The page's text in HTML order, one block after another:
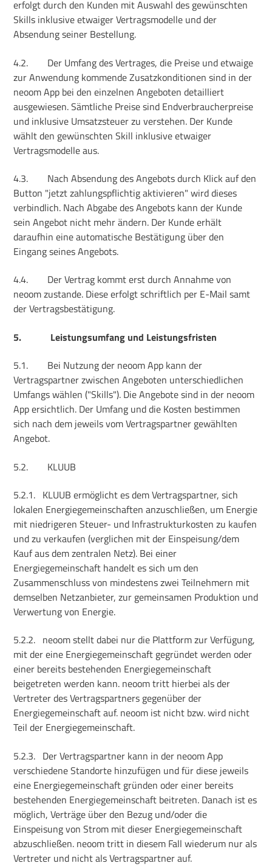
erfolgt durch den Kunden mit Auswahl des gewünschten
Skills inklusive etwaiger Vertragsmodelle und der
Absendung seiner Bestellung.
4.2.
Der Umfang des Vertrages, die Preise und etwaige
zur Anwendung kommende Zusatzkonditionen sind in der
neoom App bei den einzelnen Angeboten detailliert
ausgewiesen. Sämtliche Preise sind Endverbraucherpreise
und inklusive Umsatzsteuer zu verstehen. Der Kunde
wählt den gewünschten Skill inklusive etwaiger
Vertragsmodelle aus.
4.3.
Nach Absendung des Angebots durch Klick auf den
Button "jetzt zahlungspflichtig aktivieren" wird dieses
verbindlich. Nach Abgabe des Angebots kann der Kunde
sein Angebot nicht mehr ändern. Der Kunde erhält
daraufhin eine automatische Bestätigung über den
Eingang seines Angebots.
4.4.
Der Vertrag kommt erst durch Annahme von
neoom zustande. Diese erfolgt schriftlich per E-Mail samt
der Vertragsbestätigung.
5.
Leistungsumfang und Leistungsfristen
5.1.
Bei Nutzung der neoom App kann der
Vertragspartner zwischen Angeboten unterschiedlichen
Umfangs wählen ("Skills"). Die Angebote sind in der neoom
App ersichtlich. Der Umfang und die Kosten bestimmen
sich nach dem jeweils vom Vertragspartner gewählten
Angebot.
5.2.
KLUUB
5.2.1. KLUUB ermöglicht es dem Vertragspartner, sich
lokalen Energiegemeinschaften anzuschließen, um Energie
mit niedrigeren Steuer- und Infrastrukturkosten zu kaufen
und zu verkaufen (verglichen mit der Einspeisung/dem
Kauf aus dem zentralen Netz). Bei einer
Energiegemeinschaft handelt es sich um den
Zusammenschluss von mindestens zwei Teilnehmern mit
demselben Netzanbieter, zur gemeinsamen Produktion und
Verwertung von Energie.
5.2.2. neoom stellt dabei nur die Plattform zur Verfügung,
mit der eine Energiegemeinschaft gegründet werden oder
einer bereits bestehenden Energiegemeinschaft
beigetreten werden kann. neoom tritt hierbei als der
Vertreter des Vertragspartners gegenüber der
Energiegemeinschaft auf. neoom ist nicht bzw. wird nicht
Teil der Energiegemeinschaft.
5.2.3. Der Vertragspartner kann in der neoom App
verschiedene Standorte hinzufügen und für diese jeweils
eine Energiegemeinschaft gründen oder einer bereits
bestehenden Energiegemeinschaft beitreten. Danach ist es
möglich, Verträge über den Bezug und/oder die
Einspeisung von Strom mit dieser Energiegemeinschaft
abzuschließen. neoom tritt in diesem Fall wiederum nur als
Vertreter und nicht als Vertragspartner auf.